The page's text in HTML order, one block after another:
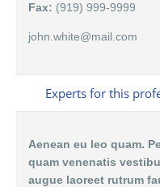
Fax: (919) 999-9999
john.white@mail.com
Experts for this
Aenean eu leo quam.
quam venenatis
augue laoreet rutrum